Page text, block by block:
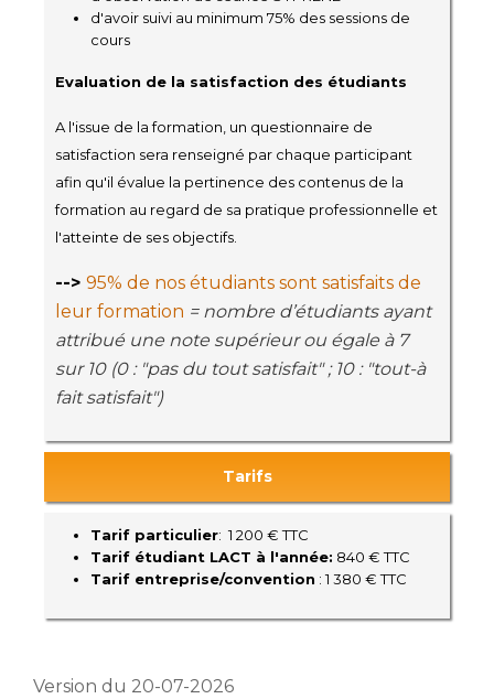
d'avoir suivi au minimum 75% des sessions de
cours
Evaluation de la satisfaction des étudiants
A l'issue de la formation, un questionnaire de
satisfaction sera renseigné par chaque participant
afin qu'il évalue la pertinence des contenus de la
formation au regard de sa pratique professionnelle et
l'atteinte de ses objectifs.
--> 95% de nos étudiants sont satisfaits de
leur formation = nombre d’étudiants ayant
attribué une note supérieur ou égale à 7
sur 10 (0 : "pas du tout satisfait" ; 10 : "tout-à
fait satisfait")
Tarifs
Tarif particulier: 1 200 € TTC
Tarif étudiant LACT à l'année: 840 € TTC
Tarif entreprise/convention : 1 380 € TTC
Version du 20-07-2026